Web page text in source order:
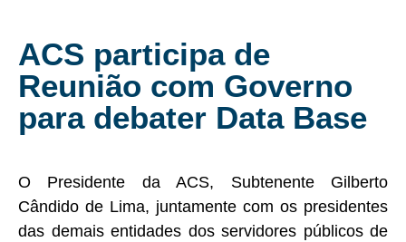
ACS participa de
Reunião com Governo
para debater Data Base
O Presidente da ACS, Subtenente Gilberto
Cândido de Lima, juntamente com os presidentes
das demais entidades dos servidores públicos de